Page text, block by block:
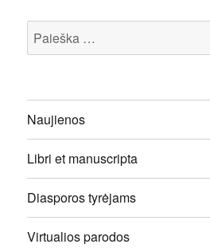
Ieškoti:
Naujienos
Libri et manuscripta
Diasporos tyrėjams
Virtualios parodos